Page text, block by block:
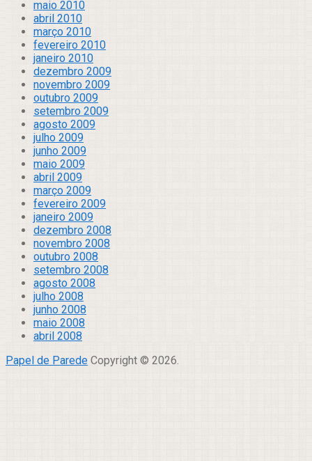
maio 2010
abril 2010
março 2010
fevereiro 2010
janeiro 2010
dezembro 2009
novembro 2009
outubro 2009
setembro 2009
agosto 2009
julho 2009
junho 2009
maio 2009
abril 2009
março 2009
fevereiro 2009
janeiro 2009
dezembro 2008
novembro 2008
outubro 2008
setembro 2008
agosto 2008
julho 2008
junho 2008
maio 2008
abril 2008
Papel de Parede Copyright © 2026.